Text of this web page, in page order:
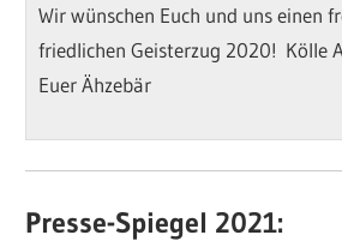
Wir wünschen Euch und uns einen
friedlichen Geisterzug 2020! Kölle
Euer Ähzebär
Presse-Spiegel 2021: